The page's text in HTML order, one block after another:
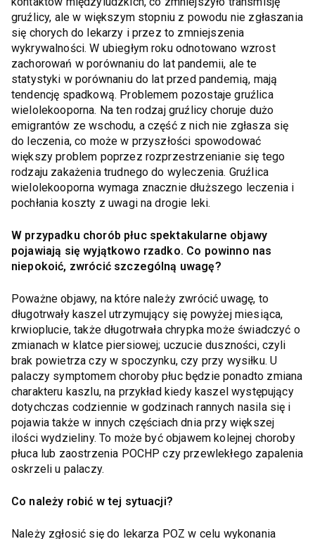
gruźlicy, ale w większym stopniu z powodu nie zgłaszania
się chorych do lekarzy i przez to zmniejszenia
wykrywalności. W ubiegłym roku odnotowano wzrost
zachorowań w porównaniu do lat pandemii, ale te
statystyki w porównaniu do lat przed pandemią, mają
tendencję spadkową. Problemem pozostaje gruźlica
wielolekooporna. Na ten rodzaj gruźlicy choruje dużo
emigrantów ze wschodu, a część z nich nie zgłasza się
do leczenia, co może w przyszłości spowodować
większy problem poprzez rozprzestrzenianie się tego
rodzaju zakażenia trudnego do wyleczenia. Gruźlica
wielolekooporna wymaga znacznie dłuższego leczenia i
pochłania koszty z uwagi na drogie leki.
W przypadku chorób płuc spektakularne objawy
pojawiają się wyjątkowo rzadko. Co powinno nas
niepokoić, zwrócić szczególną uwagę?
Poważne objawy, na które należy zwrócić uwagę, to
długotrwały kaszel utrzymujący się powyżej miesiąca,
krwioplucie, także długotrwała chrypka może świadczyć o
zmianach w klatce piersiowej; uczucie duszności, czyli
brak powietrza czy w spoczynku, czy przy wysiłku. U
palaczy symptomem choroby płuc będzie ponadto zmiana
charakteru kaszlu, na przykład kiedy kaszel występujący
dotychczas codziennie w godzinach rannych nasila się i
pojawia także w innych częściach dnia przy większej
ilości wydzieliny. To może być objawem kolejnej choroby
płuca lub zaostrzenia POCHP czy przewlekłego zapalenia
oskrzeli u palaczy.
Co należy robić w tej sytuacji?
Należy zgłosić się do lekarza POZ w celu wykonania